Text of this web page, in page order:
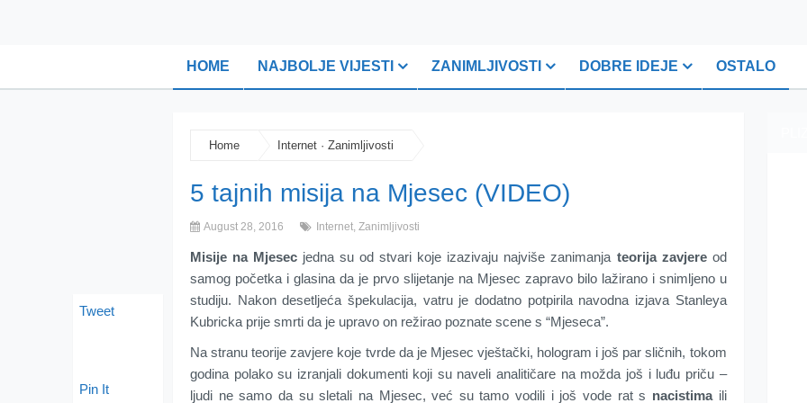
HOME NAJBOLJE VIJESTI ZANIMLJIVOSTI DOBRE IDEJE OSTALO
Home Internet · Zanimljivosti
5 tajnih misija na Mjesec (VIDEO)
August 28, 2016 Internet, Zanimljivosti
Misije na Mjesec jedna su od stvari koje izazivaju najviše zanimanja teorija zavjereod
samog početka i glasina da je prvo slijetanje na Mjesec zapravo bilo lažirano i snimljeno u
studiju. Nakon desetljeća špekulacija, vatru je dodatno potpirila navodna izjava Stanleya
Kubricka prije smrti da je upravo on režirao poznate scene s “Mjeseca”.
Na stranu teorije zavjere koje tvrde da je Mjesec vještački, hologram i još par sličnih, tokom
godina polako su izranjali dokumenti koji su naveli analitičare na možda još i luđu priču –
ljudi ne samo da su sletali na Mjesec, već su tamo vodili i još vode rat s nacistima ili
Tweet
Pin It